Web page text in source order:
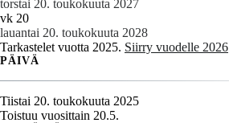
torstai 20. toukokuuta 2027
vk 20
lauantai 20. toukokuuta 2028
Tarkastelet vuotta 2025. Siirry vuodelle 2026
PÄIVÄ
Tiistai 20. toukokuuta 2025
Toistuu vuosittain 20.5.